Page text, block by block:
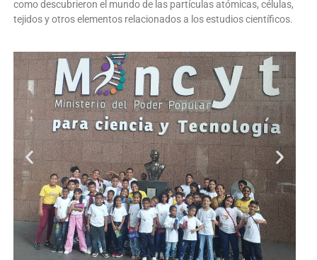
como descubrieron el mundo de las partículas atómicas, células,
tejidos y otros elementos relacionados a los estudios científicos.